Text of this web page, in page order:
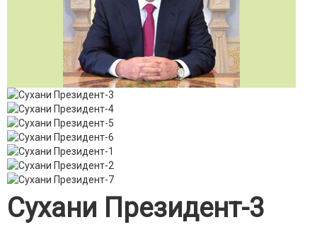
Сухани Президент-3